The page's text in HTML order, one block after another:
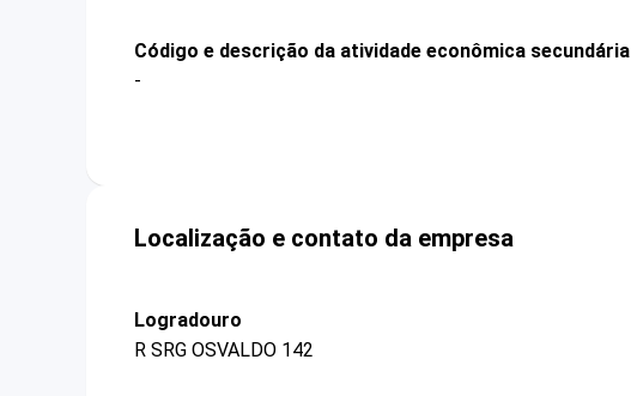
Código e descrição da atividade econômica secundária
-
Localização e contato da empresa
Logradouro
R SRG OSVALDO 142